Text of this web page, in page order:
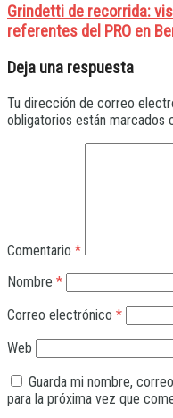
Grindetti de recorrida:
referentes del PRO en
Deja una respuesta
Tu dirección de correo
obligatorios están marcados
Comentario *
Nombre *
Correo electrónico *
Web
Guarda mi nombre,
para la próxima vez que